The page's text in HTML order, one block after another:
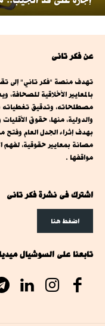
عن فكر تانى
تهدف منصة "فكر تاني" إلى
بالمعايير الأخلاقية
مصطلحاته، وتدقيق تغطياته
والدولية، منها، حقوق
بهدف إثراء الجدل العام
مصانة بمعايير حقوقية، لفهم
مواقفها .
اشترك فى نشرة فكر تانى
اضغط هنا
تابعنا على السوشيال ميديا